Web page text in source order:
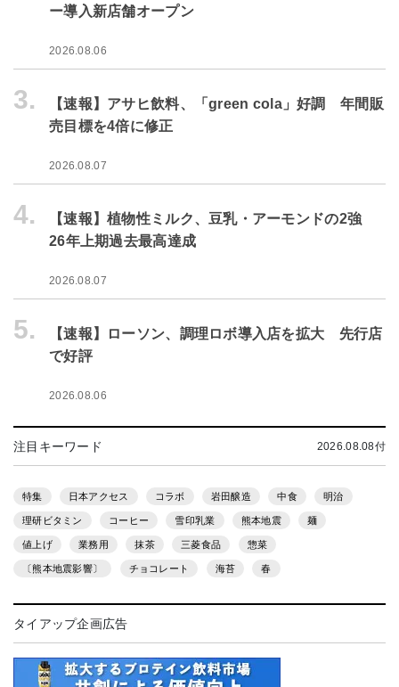
ー導入新店舗オープン
2026.08.06
3.
【速報】アサヒ飲料、「green cola」好調 年間販
売目標を4倍に修正
2026.08.07
4.
【速報】植物性ミルク、豆乳・アーモンドの2強
26年上期過去最高達成
2026.08.07
5.
【速報】ローソン、調理ロボ導入店を拡大 先行店
で好評
2026.08.06
注目キーワード 2026.08.08付
特集 日本アクセス コラボ 岩田醸造 中食 明治
理研ビタミン コーヒー 雪印乳業 熊本地震 麺
値上げ 業務用 抹茶 三菱食品 惣菜
〔熊本地震影響〕 チョコレート 海苔 春
タイアップ企画広告